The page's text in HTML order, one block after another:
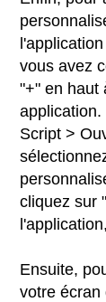
vous avez
"+" en haut
Script >
cliquez sur
Ensuite,
votre écran